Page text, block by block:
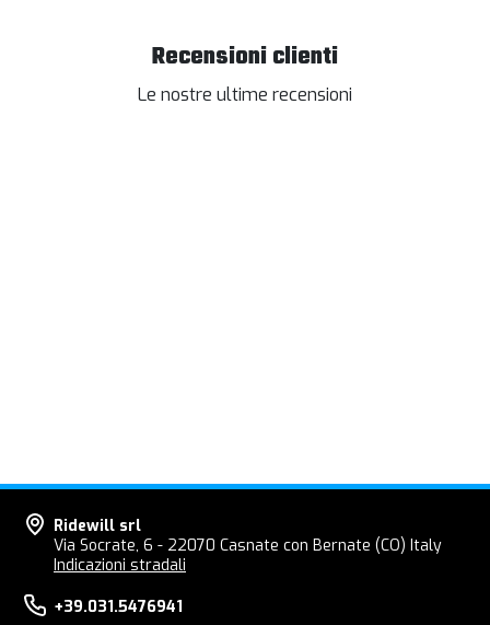
Recensioni clienti
Le nostre ultime recensioni
Ridewill srl
Via Socrate, 6 - 22070 Casnate con Bernate (CO) Italy
Indicazioni stradali
+39.031.5476941